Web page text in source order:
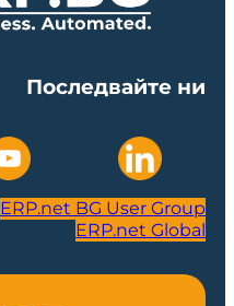
Последвайте ни
ERP.net BG User Group
ERP.net Global